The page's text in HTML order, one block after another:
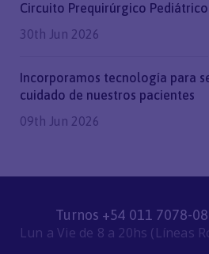
Circuito Prequirúrgico Pediátrico
30th Jun 2026
Incorporamos tecnología para
cuidado de nuestros pacientes
09th Jun 2026
Turnos +54 011 7078-
Lun a Vie de 8 a 20hs (Líneas